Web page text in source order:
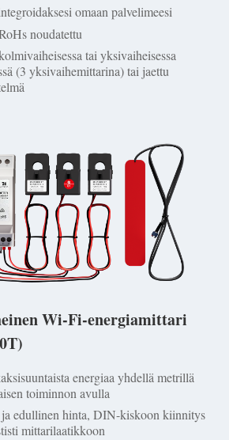
omaan palvelimeesi
noudatettu
tai yksivaiheisessa
(3 yksivaihemittarina) tai jaettu
Wi-Fi-energiamittari
energiaa yhdellä metrillä
toiminnon avulla
edullinen hinta, DIN-kiskoon kiinnitys
mittarilaatikkoon